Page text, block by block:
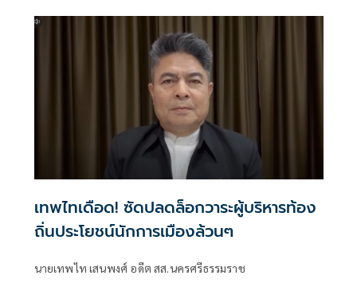
เทพไทเดือด! ซัดปลดล็อกวาระผู้บริหารท้อง
ถิ่นประโยชน์นักการเมืองล้วนๆ
นายเทพไท เสนพงศ์ อดีต สส.นครศรีธรรมราช